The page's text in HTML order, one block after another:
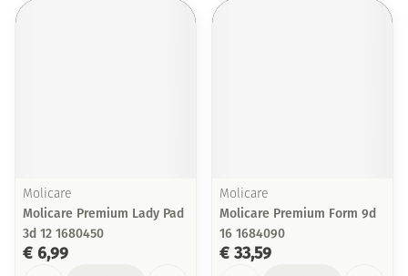
Molicare
Molicare Premium Lady Pad
3d 12 1680450
€ 6,99
Molicare
Molicare Premium Form 9d
16 1684090
€ 33,59